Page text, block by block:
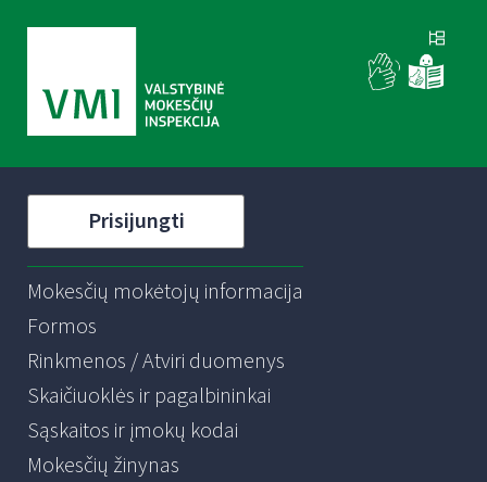
Prisijungti
Mokesčių mokėtojų informacija
Formos
Rinkmenos / Atviri duomenys
Skaičiuoklės ir pagalbininkai
Sąskaitos ir įmokų kodai
Mokesčių žinynas